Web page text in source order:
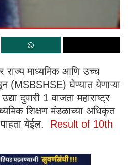
राज्य माध्यमिक आणि उच्च
(MSBSHSE) घेण्यात येणाऱ्या
दुपारी 1 वाजता महाराष्ट्र
शिक्षण मंडळाच्या अधिकृत
येईल. Result of 10th